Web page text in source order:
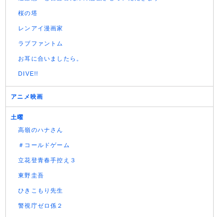
桜の塔
レンアイ漫画家
ラブファントム
お耳に合いましたら。
DIVE!!
アニメ映画
土曜
高嶺のハナさん
＃コールドゲーム
立花登青春手控え３
東野圭吾
ひきこもり先生
警視庁ゼロ係２